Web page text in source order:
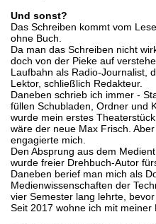
Und sonst?
Das Schreiben kommt vom
ohne Buch.
Da man das Schreiben nicht
doch von der Pieke auf
Laufbahn als Radio-Journalist,
Lektor, schließlich Redakteur.
Daneben schrieb ich immer -
füllen Schubladen, Ordner und
wurde mein erstes
wäre der neue Max Frisch.
engagierte mich.
Den Absprung aus dem
wurde freier Drehbuch-Autor
Daneben berief man mich als
Medienwissenschaften der
vier Semester lang lehrte,
Seit 2017 wohne ich mit meiner